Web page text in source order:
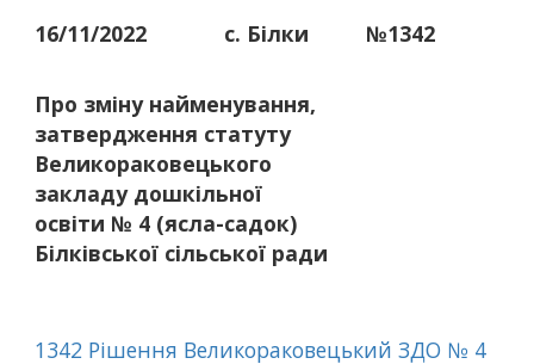
16/11/2022 с. Білки №1342
Про зміну найменування,
затвердження статуту
Великораковецького
закладу дошкільної
освіти № 4 (ясла-садок)
Білківської сільської ради
1342 Рішення Великораковецький ЗДО № 4